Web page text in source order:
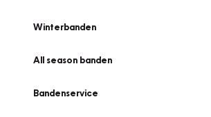
Winterbanden
All season banden
Bandenservice